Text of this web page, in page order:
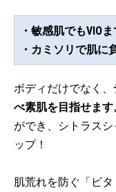
・敏感肌でもVIO
・カミソリで肌に
ボディだけでなく、
べ素肌を目指せます
ができ、シトラス
ップ！
肌荒れを防ぐ「ビ